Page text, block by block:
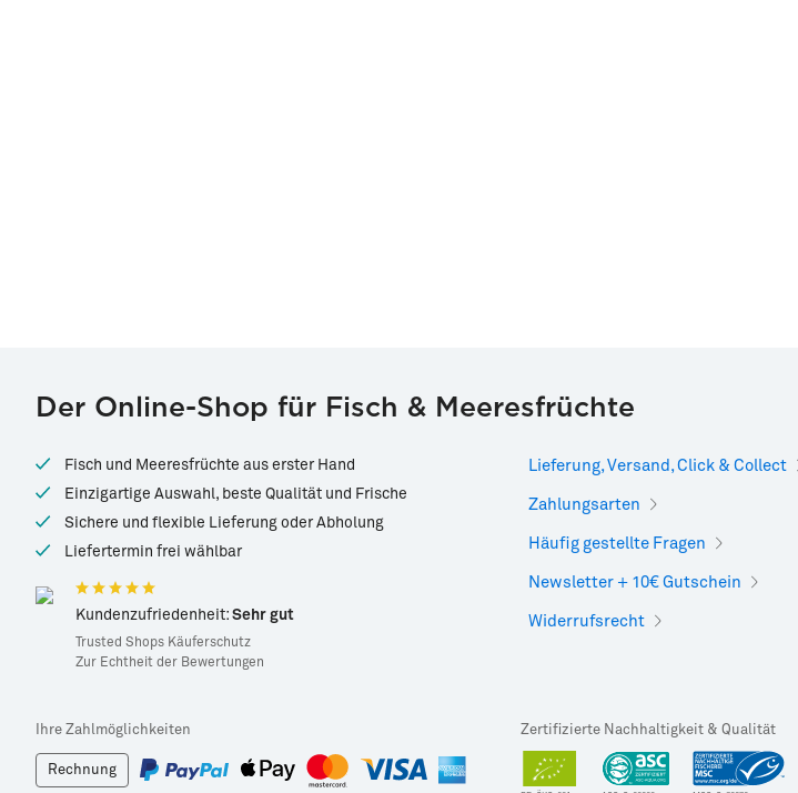
Der Online-Shop für Fisch & Meeresfrüchte
Fisch und Meeresfrüchte aus erster Hand
Einzigartige Auswahl, beste Qualität und Frische
Sichere und flexible Lieferung oder Abholung
Liefertermin frei wählbar
Kundenzufriedenheit: Sehr gut
Trusted Shops Käuferschutz
Zur Echtheit der Bewertungen
Lieferung, Versand, Click & Collect
Zahlungsarten
Häufig gestellte Fragen
Newsletter + 10€ Gutschein
Widerrufsrecht
Ihre Zahlmöglichkeiten
Rechnung
Zertifizierte Nachhaltigkeit & Qualität